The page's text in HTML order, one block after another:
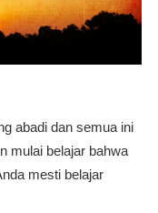
abadi dan semua ini
mulai belajar bahwa
mesti belajar